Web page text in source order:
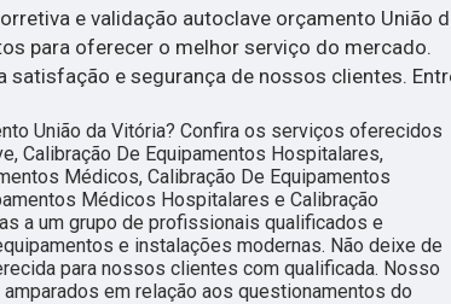
e validação autoclave orçamento União
para oferecer o melhor serviço do mercado.
satisfação e segurança de nossos clientes.
União da Vitória? Confira os serviços oferecidos
Calibração De Equipamentos Hospitalares,
Médicos, Calibração De Equipamentos
Médicos Hospitalares e Calibração
a um grupo de profissionais qualificados e
e instalações modernas. Não deixe de
para nossos clientes com qualificada. Nosso
em relação aos questionamentos do